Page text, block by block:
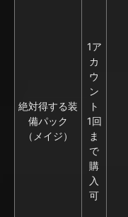
絶対得する装
備パック
（メイジ）
1ア
カ
ウ
ン
ト
1回
ま
で
購
入
可